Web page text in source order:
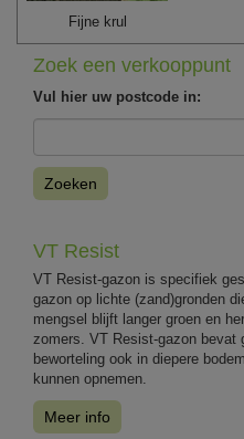
Fijne krul
Zoek een verkooppunt
Vul hier uw postcode in:
Zoeken
VT Resist
VT Resist-gazon is specifiek
gazon op lichte (zand)gronden
mengsel blijft langer groen en
zomers. VT Resist-gazon bevat
beworteling ook in diepere
kunnen opnemen.
Meer info